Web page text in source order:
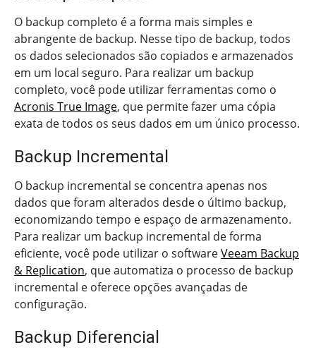
O backup completo é a forma mais simples e
abrangente de backup. Nesse tipo de backup, todos
os dados selecionados são copiados e armazenados
em um local seguro. Para realizar um backup
completo, você pode utilizar ferramentas como o
Acronis True Image, que permite fazer uma cópia
exata de todos os seus dados em um único processo.
Backup Incremental
O backup incremental se concentra apenas nos
dados que foram alterados desde o último backup,
economizando tempo e espaço de armazenamento.
Para realizar um backup incremental de forma
eficiente, você pode utilizar o softwareVeeam Backup
& Replication, que automatiza o processo de backup
incremental e oferece opções avançadas de
configuração.
Backup Diferencial